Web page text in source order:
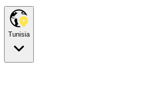
Tunisia